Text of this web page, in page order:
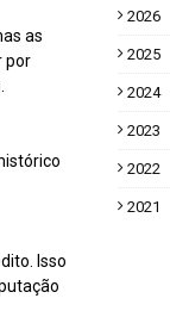
as
por
Isso
2026
2025
2024
2023
2022
2021